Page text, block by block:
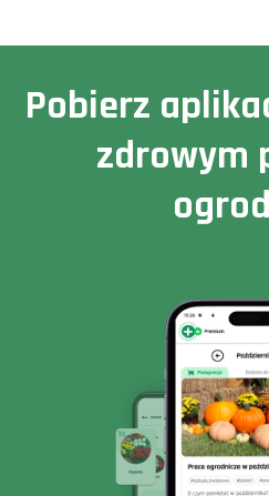
Pobierz
zdrowym